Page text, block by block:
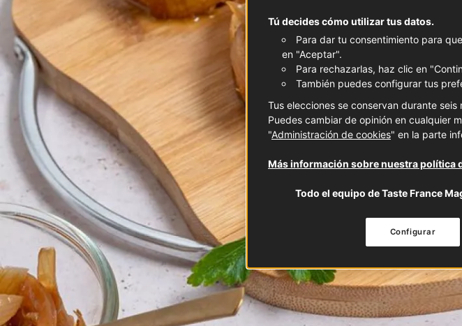
Tú decides cómo utilizar tus datos.
Para dar tu consentimiento para
en "Aceptar".
Para rechazarlas, haz clic en
También puedes configurar tus
Tus elecciones se conservan durante seis
Puedes cambiar de opinión en cualquier
"Administración de cookies" en la parte
Más información sobre nuestra política
Todo el equipo de Taste France
Configurar